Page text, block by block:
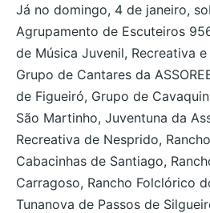
Já no domingo, 4 de janeiro,
Agrupamento de Escuteiros
de Música Juvenil, Recreativa
Grupo de Cantares da
de Figueiró, Grupo de
São Martinho, Juventuna da
Recreativa de Nesprido,
Cabacinhas de Santiago,
Carragoso, Rancho Folclórico
Tunanova de Passos de